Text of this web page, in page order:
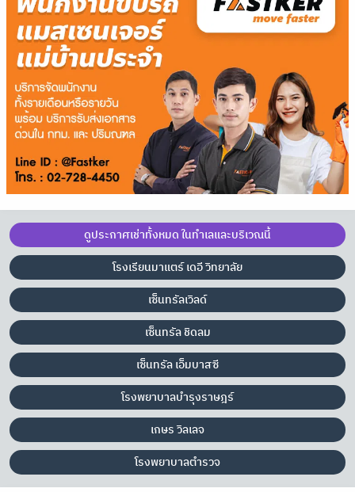
ดูประกาศเช่าทั้งหมด ในทำเลและบริเวณนี้
โรงเรียนมาแตร์ เดอี วิทยาลัย
เซ็นทรัลเวิลด์
เซ็นทรัล ชิดลม
เซ็นทรัล เอ็มบาสซี
โรงพยาบาลบำรุงราษฎร์
เกษร วิลเลจ
โรงพยาบาลตำรวจ